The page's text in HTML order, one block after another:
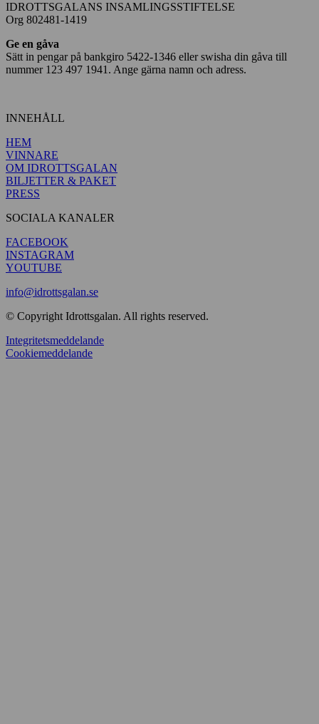
IDROTTSGALANS INSAMLINGSSTIFTELSE
Org 802481-1419
Ge en gåva
Sätt in pengar på bankgiro 5422-1346 eller swisha din gåva till
nummer 123 497 1941. Ange gärna namn och adress.
INNEHÅLL
HEM
VINNARE
OM IDROTTSGALAN
BILJETTER & PAKET
PRESS
SOCIALA KANALER
FACEBOOK
INSTAGRAM
YOUTUBE
info@idrottsgalan.se
© Copyright Idrottsgalan. All rights reserved.
Integritetsmeddelande
Cookiemeddelande